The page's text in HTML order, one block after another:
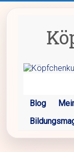
Blog